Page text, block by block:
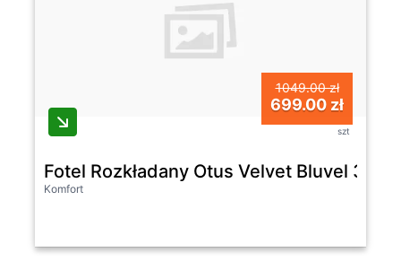
1049.00 zł
699.00 zł
szt
Fotel Rozkładany Otus Velvet Bluvel 38
Komfort